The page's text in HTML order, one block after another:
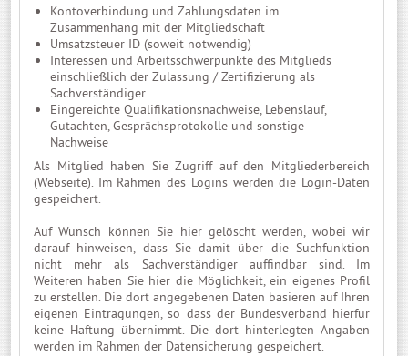
Kontoverbindung und Zahlungsdaten im
Zusammenhang mit der Mitgliedschaft
Umsatzsteuer ID (soweit notwendig)
Interessen und Arbeitsschwerpunkte des Mitglieds
einschließlich der Zulassung / Zertifizierung als
Sachverständiger
Eingereichte Qualifikationsnachweise, Lebenslauf,
Gutachten, Gesprächsprotokolle und sonstige
Nachweise
Als Mitglied haben Sie Zugriff auf den Mitgliederbereich
(Webseite). Im Rahmen des Logins werden die Login-Daten
gespeichert.
Auf Wunsch können Sie hier gelöscht werden, wobei wir
darauf hinweisen, dass Sie damit über die Suchfunktion
nicht mehr als Sachverständiger auffindbar sind. Im
Weiteren haben Sie hier die Möglichkeit, ein eigenes Profil
zu erstellen. Die dort angegebenen Daten basieren auf Ihren
eigenen Eintragungen, so dass der Bundesverband hierfür
keine Haftung übernimmt. Die dort hinterlegten Angaben
werden im Rahmen der Datensicherung gespeichert.